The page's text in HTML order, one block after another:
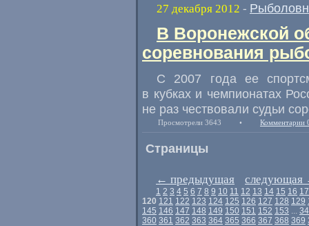
27 декабря 2012 -
В Воронежской
соревнования
С 2007 года ее
в кубках и чемпионатах
не раз чествовали судьи
Просмотрели 3643 • Комментарии
Страницы
← предыдущая следующая
1 2 3 4 5 6 7 8 9 10 11 12 13 14 15 16 17
120 121 122 123 124 125 126 127 128 129
145 146 147 148 149 150 151 152 153 ...
360 361 362 363 364 365 366 367 368 369